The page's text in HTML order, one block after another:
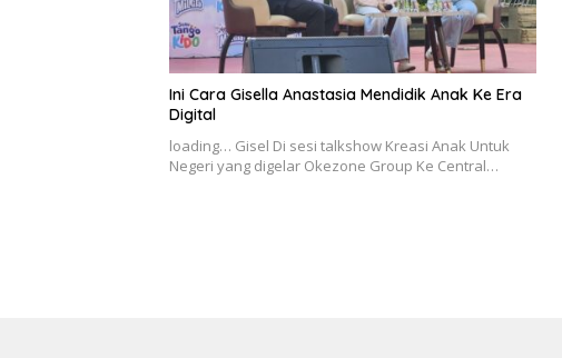
Ini Cara Gisella Anastasia Mendidik Anak Ke Era
Digital
loading… Gisel Di sesi talkshow Kreasi Anak Untuk
Negeri yang digelar Okezone Group Ke Central…